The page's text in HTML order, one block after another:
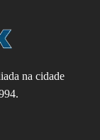
na cidade